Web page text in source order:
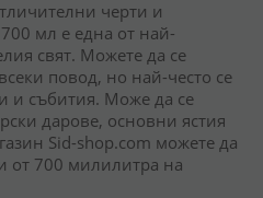
черти и
мл е една от най-
свят. Можете да се
повод, но най-често се
и събития. Може да се
дарове, основни ястия
Sid-shop.com можете да
от 700 милилитра на